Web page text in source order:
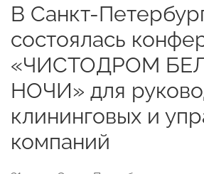
В Санкт-
состоялась
«ЧИСТОДРОМ
НОЧИ» для
клининговых и
компаний